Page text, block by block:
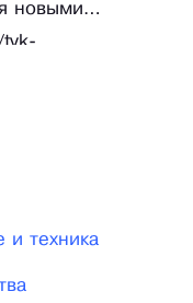
новыми
и техника